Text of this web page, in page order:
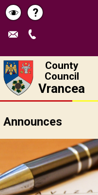
Schimbă
contrastul
Help
?
County
Council
Vrancea
Announces